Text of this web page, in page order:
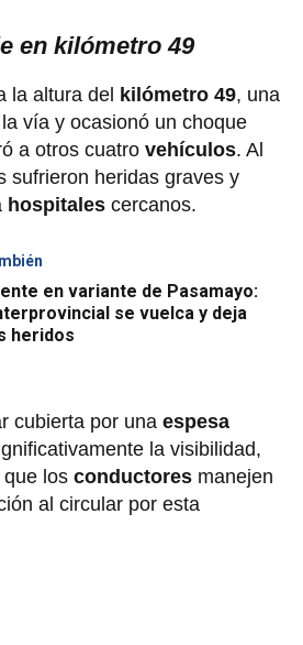
en kilómetro 49
la altura del kilómetro 49, una
vía y ocasionó un choque
a otros cuatro vehículos. Al
sufrieron heridas graves y
hospitales cercanos.
en variante de Pasamayo:
se vuelca y deja
heridos
cubierta por una espesa
la visibilidad,
los conductores manejen
al circular por esta